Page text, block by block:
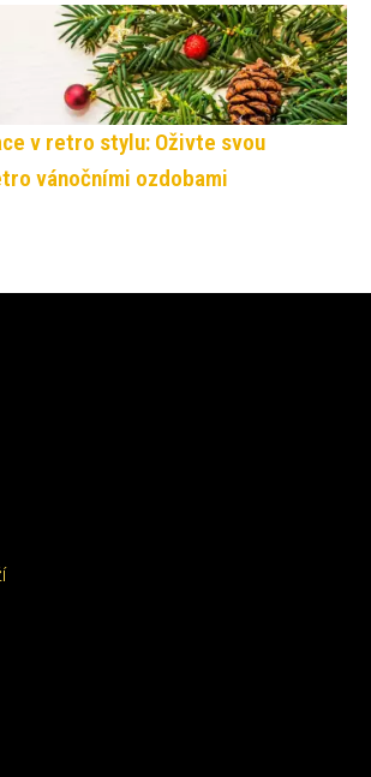
v retro stylu: Oživte svou
vánočními ozdobami